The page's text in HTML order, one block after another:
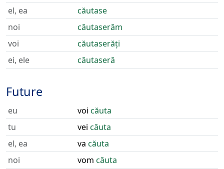
el, ea
căutase
noi
căutaserăm
voi
căutaserăți
ei, ele
căutaseră
Future
eu voi căuta
tu
vei căuta
el, ea
va căuta
noi
vom căuta